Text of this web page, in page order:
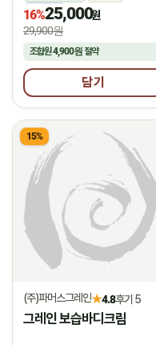
냉동
16%25,000원
29,900원
조합원4,900원 절약
담기
15%
(주)파머스그레인★4.8후기 5
그레인 보습바디크림